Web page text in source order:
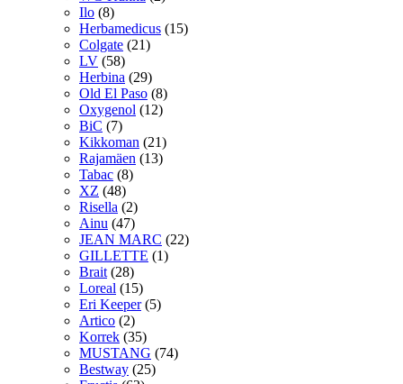
Ilo (8)
Herbamedicus (15)
Colgate (21)
LV (58)
Herbina (29)
Old El Paso (8)
Oxygenol (12)
BiC (7)
Kikkoman (21)
Rajamäen (13)
Tabac (8)
XZ (48)
Risella (2)
Ainu (47)
JEAN MARC (22)
GILLETTE (1)
Brait (28)
Loreal (15)
Eri Keeper (5)
Artico (2)
Korrek (35)
MUSTANG (74)
Bestway (25)